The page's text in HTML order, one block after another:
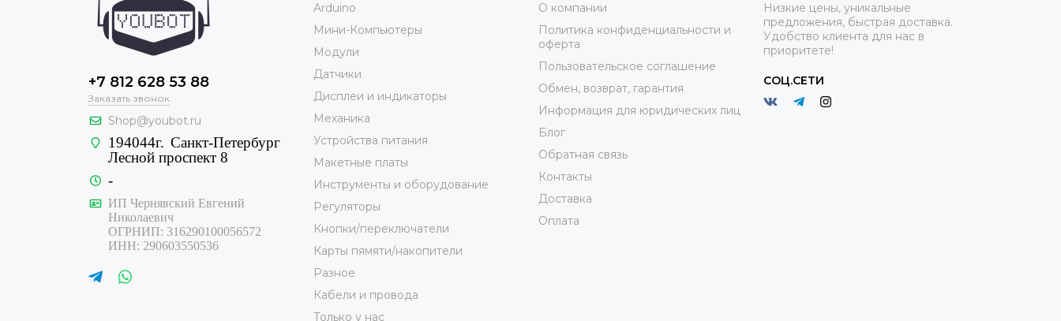
+7 812 628 53 88
Заказать звонок
Shop@youbot.ru
194044г. Санкт-Петербург
Лесной проспект 8
-
ИП Чернявский Евгений
Николаевич
ОГРНИП: 316290100056572
ИНН: 290603550536
Arduino
Мини-Компьютеры
Модули
Датчики
Дисплеи и индикаторы
Механика
Устройства питания
Макетные платы
Инструменты и оборудование
Регуляторы
Кнопки/переключатели
Карты пямяти/накопители
Разное
Кабели и провода
Только у нас
О компании
Политика конфиденциальности и
оферта
Пользовательское соглашение
Обмен, возврат, гарантия
Информация для юридических лиц
Блог
Обратная связь
Контакты
Доставка
Оплата
Низкие цены, уникальные
предложения, быстрая доставка.
Удобство клиента для нас в
приоритете!
СОЦ.СЕТИ